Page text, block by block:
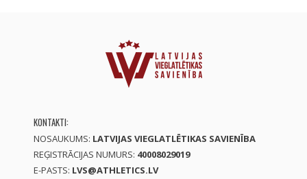
KONTAKTI:
NOSAUKUMS: LATVIJAS VIEGLATLĒTIKAS SAVIENĪBA
REĢISTRĀCIJAS NUMURS: 40008029019
E-PASTS: LVS@ATHLETICS.LV